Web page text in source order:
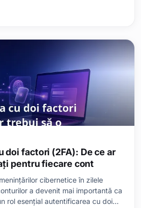
impactul lor și precauțiile necesare
doi factori (2FA): De ce ar
pentru fiecare cont
cibernetice în zilele
a devenit mai importantă ca
rol esențial autentificarea cu doi